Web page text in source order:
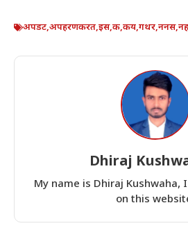
अपडट,अपहरणकरत,इस,क,कय,गथर,ननस,नह
Dhiraj
My name is Dhiraj Kushwaha,
on this